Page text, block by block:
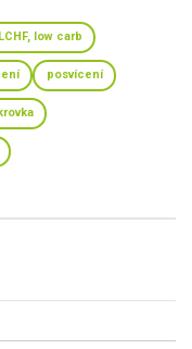
LCHF, low carb
posvícení